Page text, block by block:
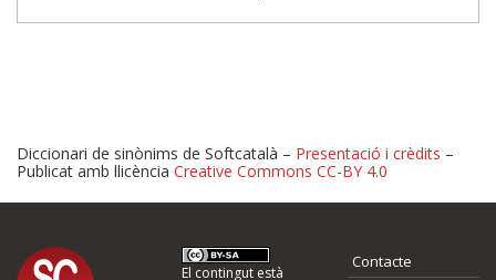
Proposeu-nos millores o
Diccionari de sinònims de Softcatalà – Presentació i crèdits –
Publicat amb llicència Creative Commons CC-BY 4.0
El contingut està
Contacte